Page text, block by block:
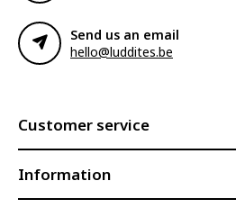
Send us an email
hello@luddites.be
Customer service
Information